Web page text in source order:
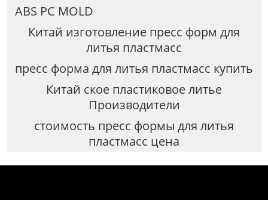
ABS PC MOLD
Китай изготовление пресс форм для
литья пластмасс
пресс форма для литья пластмасс купить
Китай ское пластиковое литье
Производители
стоимость пресс формы для литья
пластмасс цена